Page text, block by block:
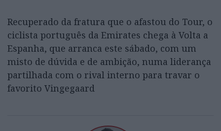
Recuperado da fratura que o afastou do Tour, o
ciclista português da Emirates chega à Volta a
Espanha, que arranca este sábado, com um
misto de dúvida e de ambição, numa liderança
partilhada com o rival interno para travar o
favorito Vingegaard